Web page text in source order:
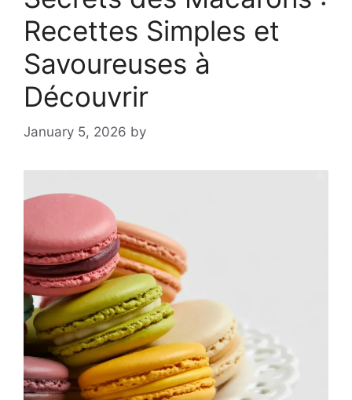
Recettes Simples et
Savoureuses à
Découvrir
January 5, 2026 by